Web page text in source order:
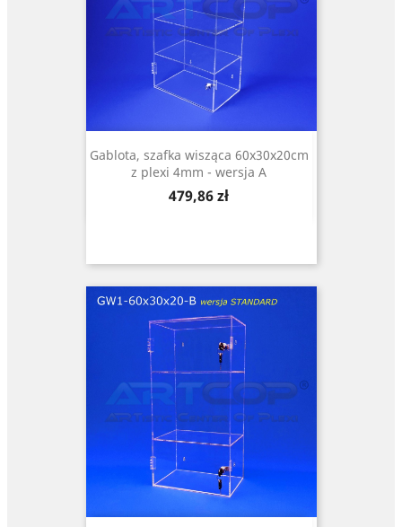
Gablota, szafka wisząca 60x30x20cm
z plexi 4mm - wersja A
Cena
479,86 zł